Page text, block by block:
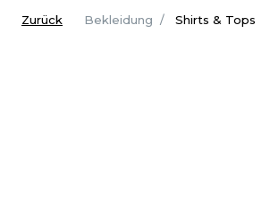
Zurück Bekleidung Shirts & Tops